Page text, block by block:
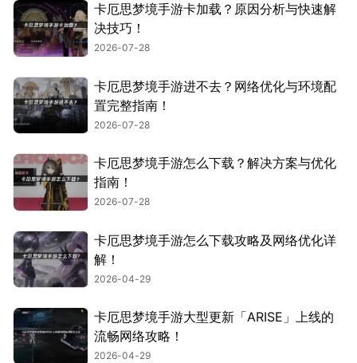
卡厄思梦境手游卡加载？原因分析与快速解
决技巧！
2026-07-28
卡厄思梦境手游进不去？网络优化与环境配
置完整指南！
2026-07-28
卡厄思梦境手游怎么下载？解决方案与优化
指南！
2026-07-28
卡厄思梦境手游怎么下载攻略及网络优化详
解！
2026-04-29
卡厄思梦境手游大型更新「ARISE」上线的
流畅网络攻略！
2026-04-29